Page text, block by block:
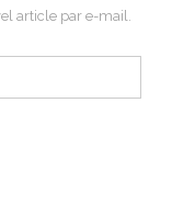
article par e-mail.